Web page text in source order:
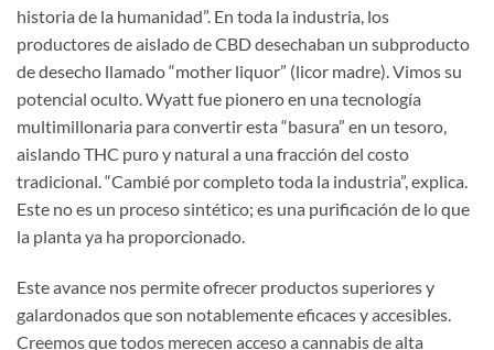
historia de la humanidad”. En toda la industria, los
productores de aislado de CBD desechaban un subproducto
de desecho llamado “mother liquor” (licor madre). Vimos su
potencial oculto. Wyatt fue pionero en una tecnología
multimillonaria para convertir esta “basura” en un tesoro,
aislando THC puro y natural a una fracción del costo
tradicional. “Cambié por completo toda la industria”, explica.
Este no es un proceso sintético; es una purificación de lo que
la planta ya ha proporcionado.
Este avance nos permite ofrecer productos superiores y
galardonados que son notablemente eficaces y accesibles.
Creemos que todos merecen acceso a cannabis de alta